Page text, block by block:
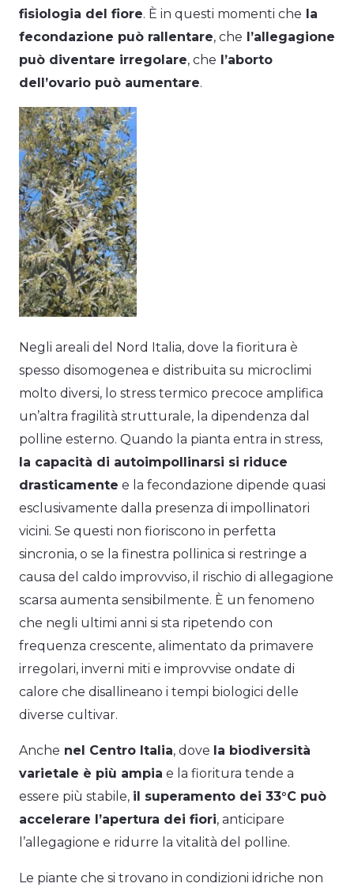
fisiologia del fiore. È in questi momenti che la
fecondazione può rallentare, che l’allegagione
può diventare irregolare, che l’aborto
dell’ovario può aumentare.
Negli areali del Nord Italia, dove la fioritura è
spesso disomogenea e distribuita su microclimi
molto diversi, lo stress termico precoce amplifica
un’altra fragilità strutturale, la dipendenza dal
polline esterno. Quando la pianta entra in stress,
la capacità di autoimpollinarsi si riduce
drasticamente e la fecondazione dipende quasi
esclusivamente dalla presenza di impollinatori
vicini. Se questi non fioriscono in perfetta
sincronia, o se la finestra pollinica si restringe a
causa del caldo improvviso, il rischio di allegagione
scarsa aumenta sensibilmente. È un fenomeno
che negli ultimi anni si sta ripetendo con
frequenza crescente, alimentato da primavere
irregolari, inverni miti e improvvise ondate di
calore che disallineano i tempi biologici delle
diverse cultivar.
Anche nel Centro Italia, dove la biodiversità
varietale è più ampia e la fioritura tende a
essere più stabile, il superamento dei 33°C può
accelerare l’apertura dei fiori, anticipare
l’allegagione e ridurre la vitalità del polline.
Le piante che si trovano in condizioni idriche non